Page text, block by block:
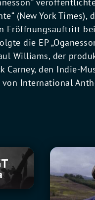
(New York Times),
Eröffnungsauftritt
die EP
Williams, der
Carney, den Indie-
von International
Foy
Vance:
The
Wake